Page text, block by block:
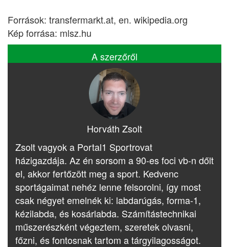
Források: transfermarkt.at, en. wikipedia.org
Kép forrása: mlsz.hu
A szerzőről
Horváth Zsolt
Zsolt vagyok a Portal1 Sportrovat
házigazdája. Az én sorsom a 90-es foci vb-n dőlt
el, akkor fertőzött meg a sport. Kedvenc
sportágaimat nehéz lenne felsorolni, így most
csak négyet emelnék ki: labdarúgás, forma-1,
kézilabda, és kosárlabda. Számítástechnikai
műszerészként végeztem, szeretek olvasni,
főzni, és fontosnak tartom a tárgyilagosságot.